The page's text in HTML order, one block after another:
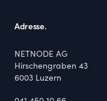
Adresse.
NETNODE AG
Hirschengraben 43
6003 Luzern